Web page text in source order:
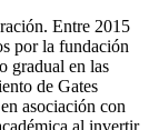
Entre 2015
por la fundación
gradual en las
de Gates
asociación con